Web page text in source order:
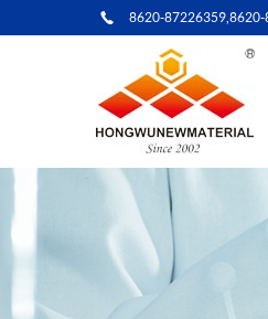
8620-